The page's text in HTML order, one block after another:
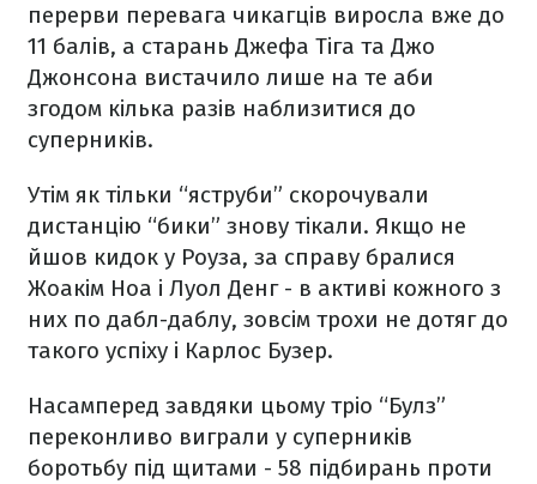
перерви перевага чикагців виросла вже до
11 балів, а старань Джефа Тіга та Джо
Джонсона вистачило лише на те аби
згодом кілька разів наблизитися до
суперників.
Утім як тільки “яструби” скорочували
дистанцію “бики” знову тікали. Якщо не
йшов кидок у Роуза, за справу бралися
Жоакім Ноа і Луол Денг - в активі кожного з
них по дабл-даблу, зовсім трохи не дотяг до
такого успіху і Карлос Бузер.
Насамперед завдяки цьому тріо “Булз”
переконливо виграли у суперників
боротьбу під щитами - 58 підбирань проти